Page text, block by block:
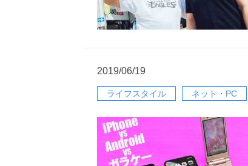
2019/06/19
ライフスタイル ネット・PC